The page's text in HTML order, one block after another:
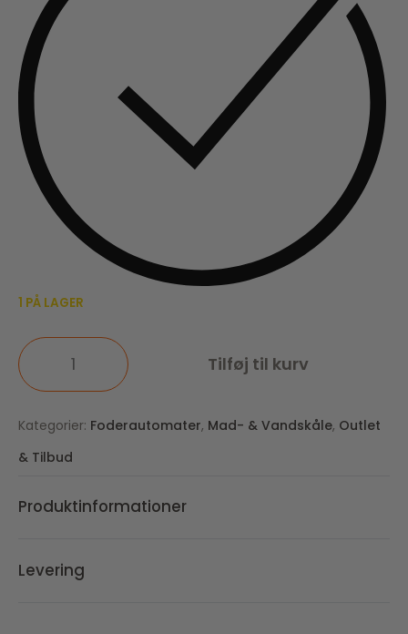
1 PÅ LAGER
Tilføj til kurv
Kategorier: Foderautomater, Mad- & Vandskåle, Outlet
& Tilbud
Produktinformationer
Levering